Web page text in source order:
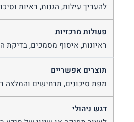
להעריך עילות, הגנות, ראיות
ראיונות, איסוף מסמכים, בדיקת
מפת סיכונים, תרחישים והמלצה